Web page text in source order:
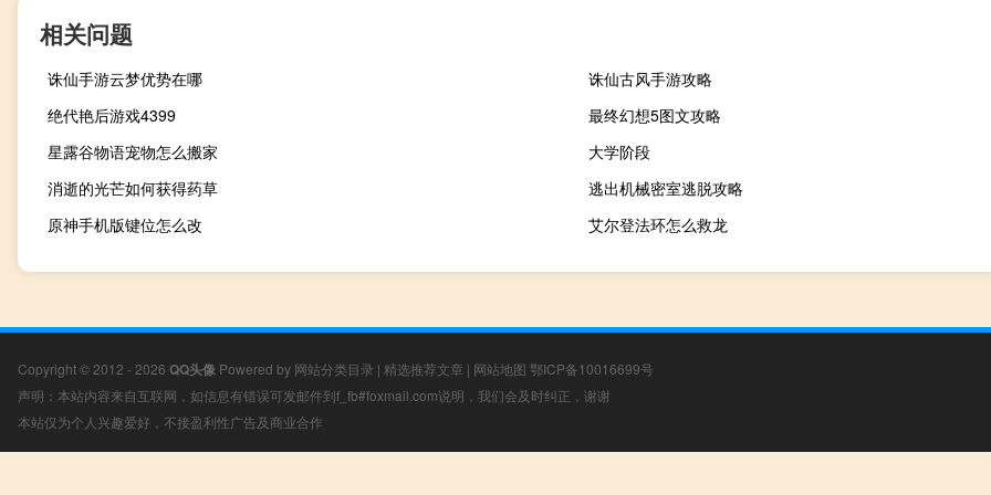
相关问题
诛仙手游云梦优势在哪
诛仙古风手游攻略
绝代艳后游戏4399
最终幻想5图文攻略
星露谷物语宠物怎么搬家
大学阶段
消逝的光芒如何获得药草
逃出机械密室逃脱攻略
原神手机版键位怎么改
艾尔登法环怎么救龙
Copyright © 2012 - 2026 QQ头像 Powered by 网站分类目录 | 精选推荐文章 | 网站地图 鄂ICP备10016699号
声明：本站内容来自互联网，如信息有错误可发邮件到f_fb#foxmail.com说明，我们会及时纠正，谢谢
本站仅为个人兴趣爱好，不接盈利性广告及商业合作